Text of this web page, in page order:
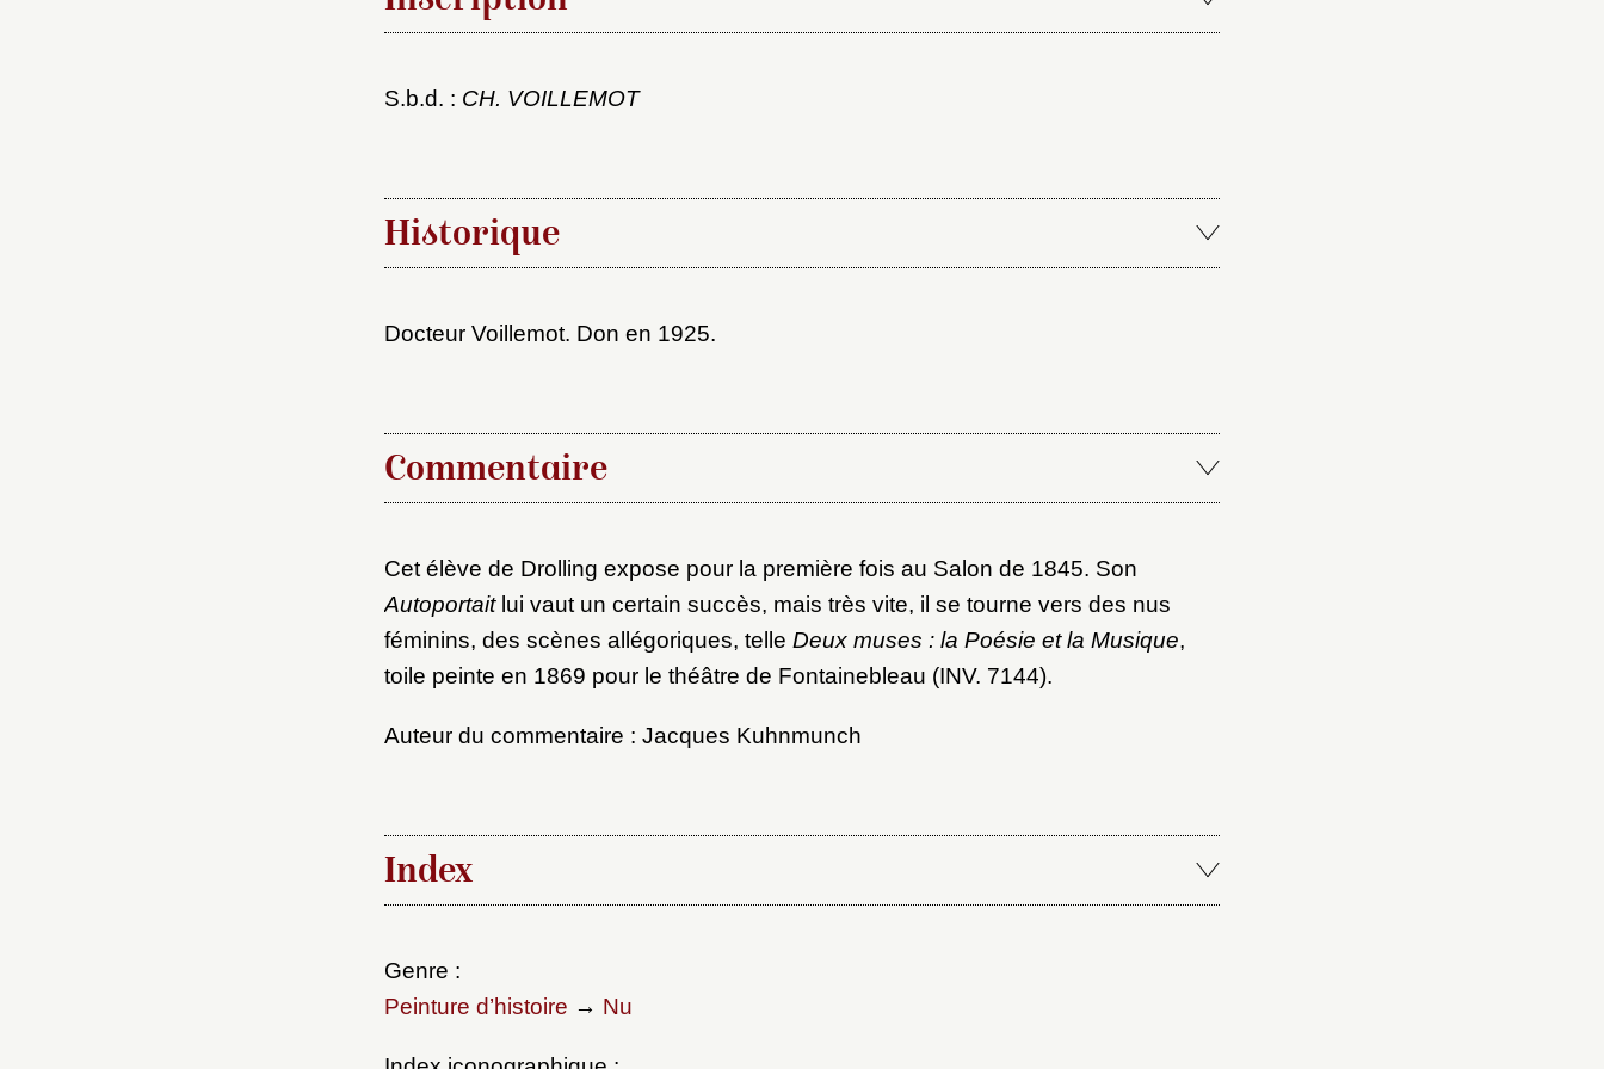
S.b.d. : CH. VOILLEMOT
Historique
Docteur Voillemot. Don en 1925.
Commentaire
Cet élève de Drolling expose pour la première fois au Salon de 1845. Son
Autoportaitlui vaut un certain succès, mais très vite, il se tourne vers des nus
féminins, des scènes allégoriques, telle Deux muses : la Poésie et la Musique,
toile peinte en 1869 pour le théâtre de Fontainebleau (INV. 7144).
Auteur du commentaire : Jacques Kuhnmunch
Index
Genre :
Peinture d’histoire → Nu